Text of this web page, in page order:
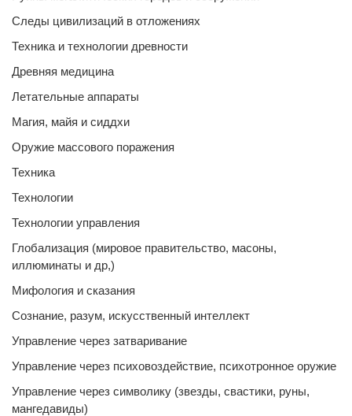
Следы цивилизаций в отложениях
Техника и технологии древности
Древняя медицина
Летательные аппараты
Магия, майя и сиддхи
Оружие массового поражения
Техника
Технологии
Технологии управления
Глобализация (мировое правительство, масоны,
иллюминаты и др,)
Мифология и сказания
Сознание, разум, искусственный интеллект
Управление через затваривание
Управление через психовоздействие, психотронное оружие
Управление через символику (звезды, свастики, руны,
мангедавиды)